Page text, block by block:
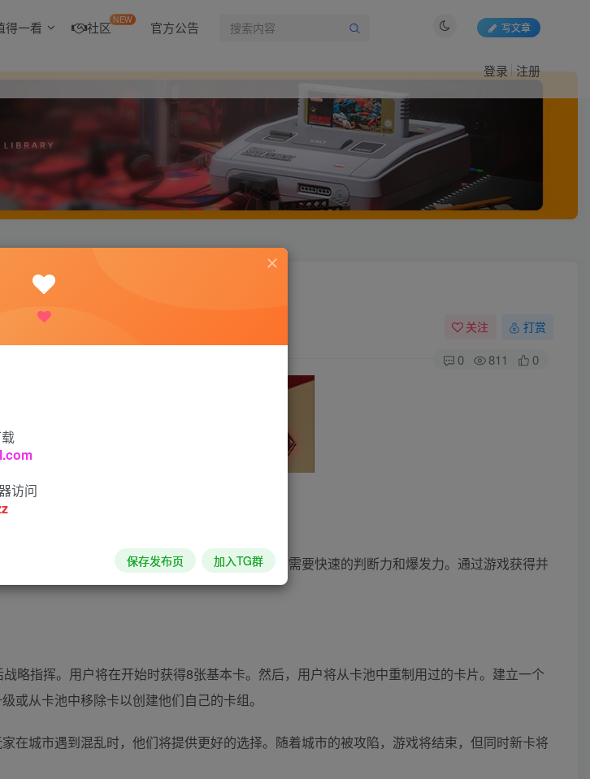
得一看 社区NEW 官方公告 写文章
登录 注册
关注 打赏
0 811 0
时战略的特性，所以为了防御即将到来的敌人，需要快速的判断力和爆发力。通过游戏获得并
略指挥。用户将在开始时获得8张基本卡。然后，用户将从卡池中重制用过的卡片。建立一个
或从卡池中移除卡以创建他们自己的卡组。
在城市遇到混乱时，他们将提供更好的选择。随着城市的被攻陷，游戏将结束，但同时新卡将
访问
保存发布页 加入TG群